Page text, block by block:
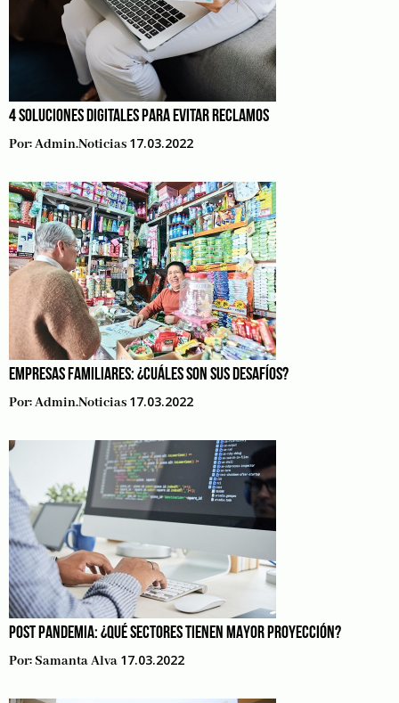
4 SOLUCIONES DIGITALES PARA EVITAR RECLAMOS
Por:Admin.noticias 17.03.2022
EMPRESAS FAMILIARES: ¿CUÁLES SON SUS DESAFÍOS?
Por:Admin.noticias 17.03.2022
POST PANDEMIA: ¿QUÉ SECTORES TIENEN MAYOR PROYECCIÓN?
Por:Samanta Alva 17.03.2022